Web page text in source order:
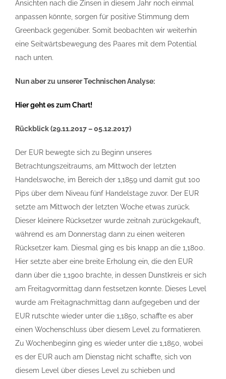
Ansichten nach die Zinsen in diesem Jahr noch einmal
anpassen könnte, sorgen für positive Stimmung dem
Greenback gegenüber. Somit beobachten wir weiterhin
eine Seitwärtsbewegung des Paares mit dem Potential
nach unten.
Nun aber zu unserer Technischen Analyse:
Hier geht es zum Chart!
Rückblick (29.11.2017 – 05.12.2017)
Der EUR bewegte sich zu Beginn unseres
Betrachtungszeitraums, am Mittwoch der letzten
Handelswoche, im Bereich der 1,1859 und damit gut 100
Pips über dem Niveau fünf Handelstage zuvor. Der EUR
setzte am Mittwoch der letzten Woche etwas zurück.
Dieser kleinere Rücksetzer wurde zeitnah zurückgekauft,
während es am Donnerstag dann zu einen weiteren
Rücksetzer kam. Diesmal ging es bis knapp an die 1,1800.
Hier setzte aber eine breite Erholung ein, die den EUR
dann über die 1,1900 brachte, in dessen Dunstkreis er sich
am Freitagvormittag dann festsetzen konnte. Dieses Level
wurde am Freitagnachmittag dann aufgegeben und der
EUR rutschte wieder unter die 1,1850, schaffte es aber
einen Wochenschluss über diesem Level zu formatieren.
Zu Wochenbeginn ging es wieder unter die 1,1850, wobei
es der EUR auch am Dienstag nicht schaffte, sich von
diesem Level über dieses Level zu schieben und